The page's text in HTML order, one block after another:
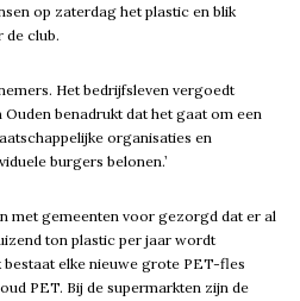
op zaterdag het plastic en blik
de club.
Het bedrijfsleven vergoedt
benadrukt dat het gaat om een
organisaties en
burgers belonen.’
met gemeenten voor gezorgd dat er al
ton plastic per jaar wordt
elke nieuwe grote PET-fles
PET. Bij de supermarkten zijn de